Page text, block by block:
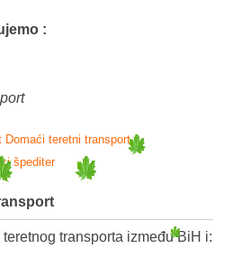
:
Domaći teretni transport
špediter
transporta između BiH i: